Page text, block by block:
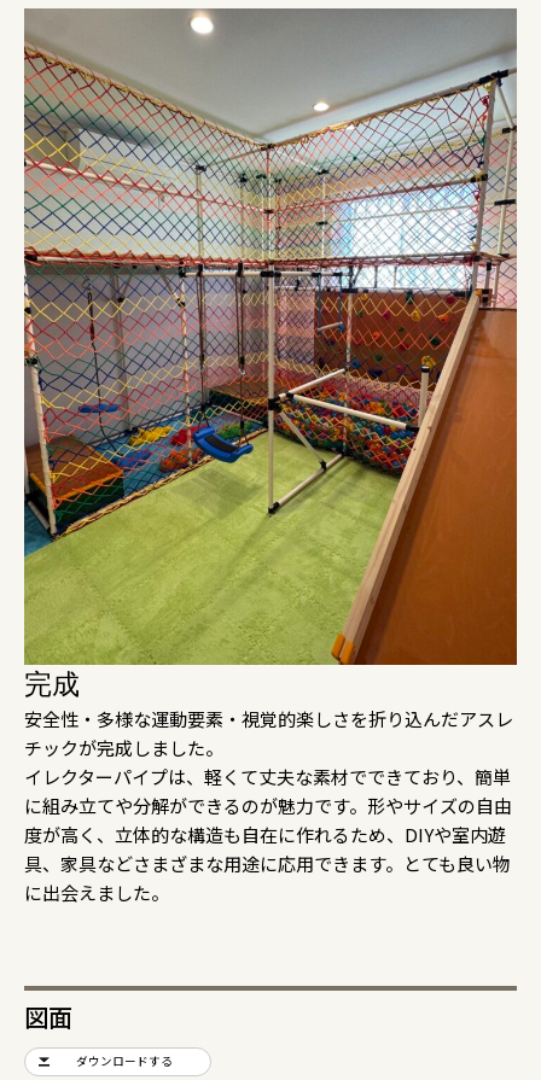
完成
安全性・多様な運動要素・視覚的楽しさを折り込んだアスレ
チックが完成しました。
イレクターパイプは、軽くて丈夫な素材でできており、簡単
に組み立てや分解ができるのが魅力です。形やサイズの自由
度が高く、立体的な構造も自在に作れるため、DIYや室内遊
具、家具などさまざまな用途に応用できます。とても良い物
に出会えました。
図面
ダウンロードする